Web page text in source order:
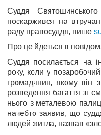
Суддя
поскаржився на
раду правосуддя, пише
Про це йдеться в
Суддя посилається на
року, коли у
громадянин, якому він
розведення багаття зі
нього з металевою
начебто заявив, що
людей житла, назвав